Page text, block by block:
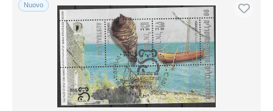
Nuovo